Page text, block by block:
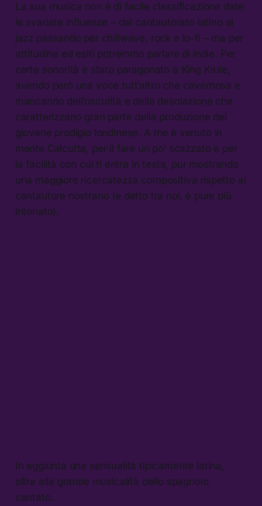
La sua musica non è di facile classificazione date
le svariate influenze – dal cantautorato latino al
jazz passando per chillwave, rock e lo-fi – ma per
attitudine ed esiti potremmo parlare di indie. Per
certe sonorità è stato paragonato a King Krule,
avendo però una voce tutt’altro che cavernosa e
mancando dell’oscurità e della desolazione che
caratterizzano gran parte della produzione del
giovane prodigio londinese. A me è venuto in
mente Calcutta, per il fare un po’ scazzato e per
la facilità con cui ti entra in testa, pur mostrando
una maggiore ricercatezza compositiva rispetto al
cantautore nostrano (e detto tra noi, è pure più
intonato).
In aggiunta una sensualità tipicamente latina,
oltre alla grande musicalità dello spagnolo
cantato.